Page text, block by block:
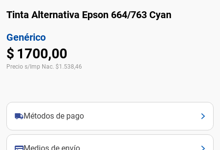
Tinta Alternativa Epson 664/763 Cyan
Genérico
$ 1700,00
Precio s/Imp Nac. $1.538,46
Métodos de pago